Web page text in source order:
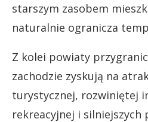
starszym zasobem
naturalnie ogranicza
Z kolei powiaty
zachodzie zyskują na
turystycznej, rozwiniętej
rekreacyjnej i silniejszych